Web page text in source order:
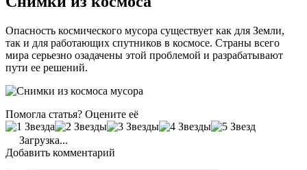
Опасность космического мусора существует как для Земли,
так и для работающих спутников в космосе. Страны всего
мира серьезно озадачены этой проблемой и разрабатывают
пути ее решений.
Помогла статья? Оцените её
Загрузка...
Добавить комментарий